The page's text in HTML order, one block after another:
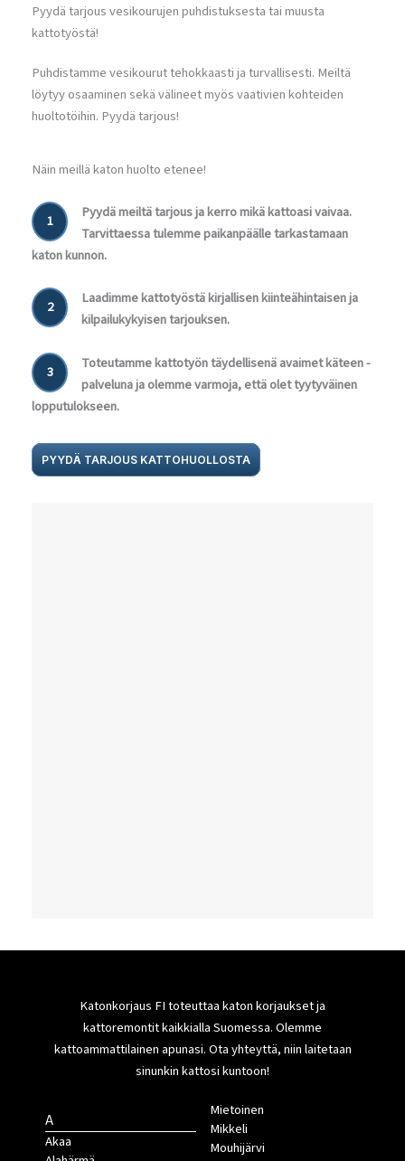
Pyydä tarjous vesikourujen puhdistuksesta tai muusta
kattotyöstä!
Puhdistamme vesikourut tehokkaasti ja turvallisesti. Meiltä
löytyy osaaminen sekä välineet myös vaativien kohteiden
huoltotöihin. Pyydä tarjous!
Näin meillä katon huolto etenee!
1
Pyydä meiltä tarjous ja kerro mikä kattoasi vaivaa.
Tarvittaessa tulemme paikanpäälle tarkastamaan
katon kunnon.
2
Laadimme kattotyöstä kirjallisen kiinteähintaisen ja
kilpailukykyisen tarjouksen.
3
Toteutamme kattotyön täydellisenä avaimet käteen -
palveluna ja olemme varmoja, että olet tyytyväinen
lopputulokseen.
PYYDÄ TARJOUS KATTOHUOLLOSTA
Katonkorjaus FI toteuttaa katon korjaukset ja
kattoremontit kaikkialla Suomessa. Olemme
kattoammattilainen apunasi. Ota yhteyttä, niin laitetaan
sinunkin kattosi kuntoon!
A
Akaa
Mietoinen
Mikkeli
Mouhijärvi